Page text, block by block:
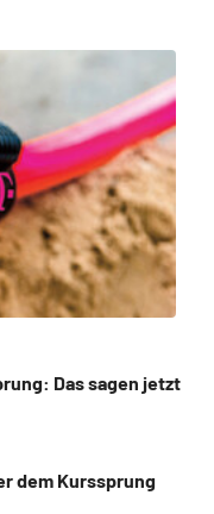
Das sagen jetzt
dem Kurssprung